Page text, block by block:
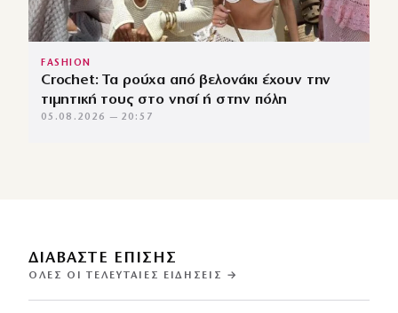
FASHION
Crochet: Τα ρούχα από βελονάκι έχουν την
τιμητική τους στο νησί ή στην πόλη
05.08.2026 — 20:57
ΔΙΑΒΑΣΤΕ ΕΠΙΣΗΣ
ΌΛΕΣ ΟΙ ΤΕΛΕΥΤΑΊΕΣ ΕΙΔΉΣΕΙΣ →